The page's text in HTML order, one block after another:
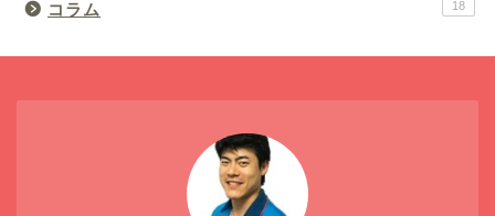
コラム 18